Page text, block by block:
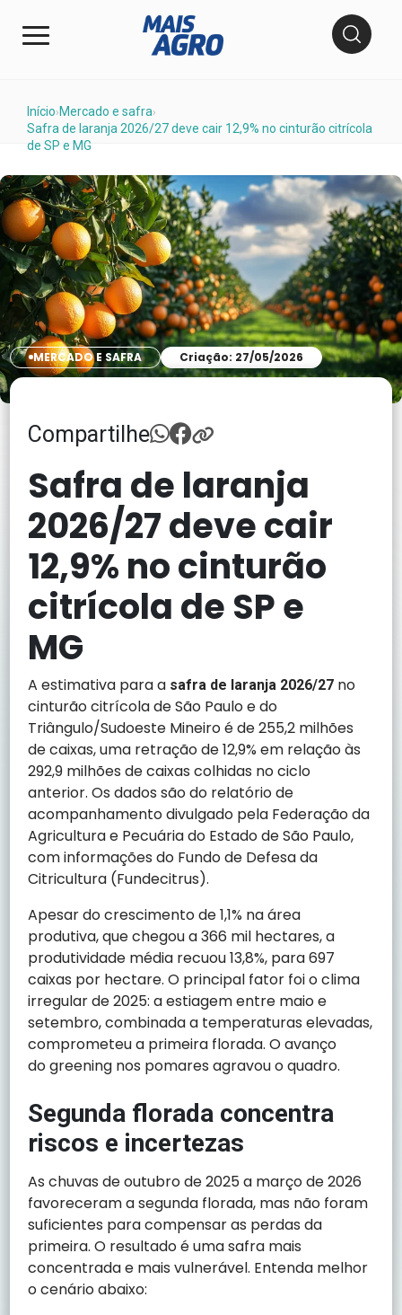
Início› Mercado e safra›
Safra de laranja 2026/27 deve cair 12,9% no cinturão citrícola
de SP e MG
MERCADO E SAFRA Criação: 27/05/2026
Compartilhe
Safra de laranja
2026/27 deve cair
12,9% no cinturão
citrícola de SP e
MG
A estimativa para a safra de laranja 2026/27 no
cinturão citrícola de São Paulo e do
Triângulo/Sudoeste Mineiro é de 255,2 milhões
de caixas, uma retração de 12,9% em relação às
292,9 milhões de caixas colhidas no ciclo
anterior. Os dados são do relatório de
acompanhamento divulgado pela Federação da
Agricultura e Pecuária do Estado de São Paulo,
com informações do Fundo de Defesa da
Citricultura (Fundecitrus).
Apesar do crescimento de 1,1% na área
produtiva, que chegou a 366 mil hectares, a
produtividade média recuou 13,8%, para 697
caixas por hectare. O principal fator foi o clima
irregular de 2025: a estiagem entre maio e
setembro, combinada a temperaturas elevadas,
comprometeu a primeira florada. O avanço
do greening nos pomares agravou o quadro.
Segunda florada concentra
riscos e incertezas
As chuvas de outubro de 2025 a março de 2026
favoreceram a segunda florada, mas não foram
suficientes para compensar as perdas da
primeira. O resultado é uma safra mais
concentrada e mais vulnerável. Entenda melhor
o cenário abaixo: